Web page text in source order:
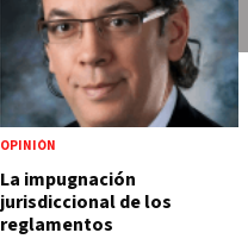
OPINIÓN
La impugnación
jurisdiccional de los
reglamentos